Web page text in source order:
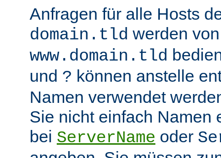
Anfragen für alle Hosts
domain.tld werden
www.domain.tld
und ? können anstelle
Namen verwendet
Sie nicht einfach Namen
bei ServerName oder